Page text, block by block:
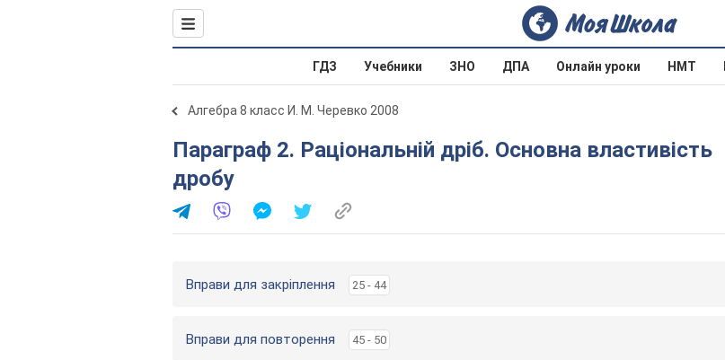
ГДЗ Учебники ЗНО ДПА Онлайн уроки НМТ
Алгебра 8 класс И. М. Черевко 2008
Параграф 2. Раціональній дріб. Основна властивість
дробу
Вправи для закріплення 25 - 44
Вправи для повторення 45 - 50